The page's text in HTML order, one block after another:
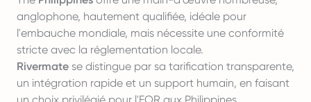
anglophone, hautement qualifiée, idéale pour
l'embauche mondiale, mais nécessite une conformité
stricte avec la réglementation locale.
Rivermate se distingue par sa tarification transparente,
un intégration rapide et un support humain, en faisant